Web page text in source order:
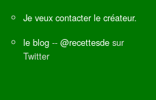
Je veux contacter le créateur.
le blog -- @recettesde sur
Twitter